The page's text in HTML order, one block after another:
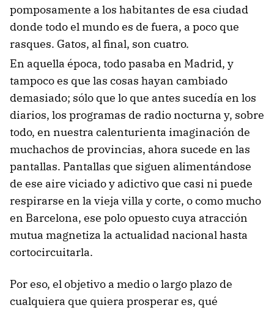
pomposamente a los habitantes de esa ciudad
donde todo el mundo es de fuera, a poco que
rasques. Gatos, al final, son cuatro.
En aquella época, todo pasaba en Madrid, y
tampoco es que las cosas hayan cambiado
demasiado; sólo que lo que antes sucedía en los
diarios, los programas de radio nocturna y, sobre
todo, en nuestra calenturienta imaginación de
muchachos de provincias, ahora sucede en las
pantallas. Pantallas que siguen alimentándose
de ese aire viciado y adictivo que casi ni puede
respirarse en la vieja villa y corte, o como mucho
en Barcelona, ese polo opuesto cuya atracción
mutua magnetiza la actualidad nacional hasta
cortocircuitarla.
Por eso, el objetivo a medio o largo plazo de
cualquiera que quiera prosperar es, qué